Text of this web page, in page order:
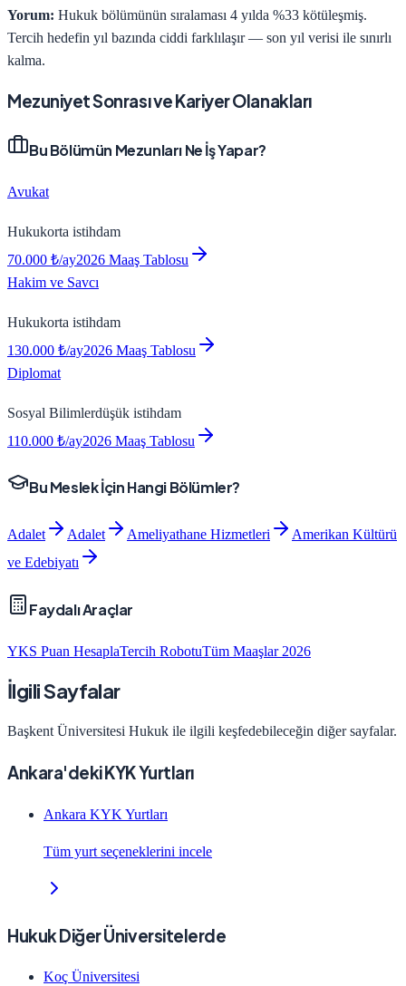
Yorum: Hukuk bölümünün sıralaması 4 yılda %33 kötüleşmiş.
Tercih hedefin yıl bazında ciddi farklılaşır — son yıl verisi ile sınırlı
kalma.
Mezuniyet Sonrası ve Kariyer Olanakları
Bu Bölümün Mezunları Ne İş Yapar?
Avukat
Hukukorta istihdam
70.000 ₺/ay2026 Maaş Tablosu
Hakim ve Savcı
Hukukorta istihdam
130.000 ₺/ay2026 Maaş Tablosu
Diplomat
Sosyal Bilimlerdüşük istihdam
110.000 ₺/ay2026 Maaş Tablosu
Bu Meslek İçin Hangi Bölümler?
Adalet Adalet Ameliyathane Hizmetleri
Amerikan Kültürü
ve Edebiyatı
Faydalı Araçlar
YKS Puan HesaplaTercih RobotuTüm Maaşlar 2026
İlgili Sayfalar
Başkent Üniversitesi Hukuk ile ilgili keşfedebileceğin diğer sayfalar.
Ankara'deki KYK Yurtları
Ankara KYK Yurtları
Tüm yurt seçeneklerini incele
Hukuk Diğer Üniversitelerde
Koç Üniversitesi